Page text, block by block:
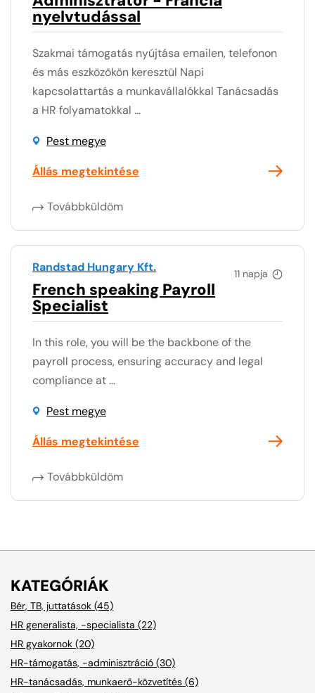
nyelvtudással
Szakmai támogatás nyújtása emailen, telefonon
és más eszközökön keresztül Napi
kapcsolattartás a munkavállalókkal Tanácsadás
a HR folyamatokkal ...
Pest megye
Állás megtekintése
Továbbküldöm
11 napja
Randstad Hungary Kft.
French speaking Payroll
Specialist
In this role, you will be the backbone of the
payroll process, ensuring accuracy and legal
compliance at ...
Pest megye
Állás megtekintése
Továbbküldöm
KATEGÓRIÁK
Bér, TB, juttatások (45)
HR generalista, -specialista (22)
HR gyakornok (20)
HR-támogatás, -adminisztráció (30)
HR-tanácsadás, munkaerő-közvetítés (6)